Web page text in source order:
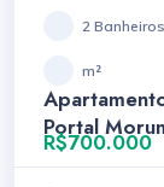
2 Banheiros
m²
Portal
R$700.000